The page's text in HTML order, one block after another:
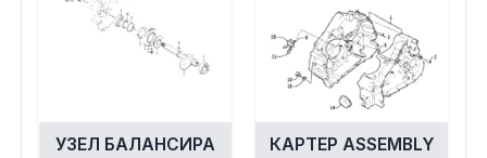
УЗЕЛ БАЛАНСИРА
КАРТЕР ASSEMBLY